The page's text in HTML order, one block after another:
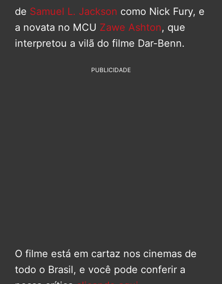
de Samuel L. Jackson como Nick Fury, e
a novata no MCU Zawe Ashton, que
interpretou a vilã do filme Dar-Benn.
PUBLICIDADE
O filme está em cartaz nos cinemas de
todo o Brasil, e você pode conferir a